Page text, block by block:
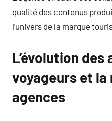
qualité des contenus
l’univers de la marque
L’évolution
voyageurs et la
agences